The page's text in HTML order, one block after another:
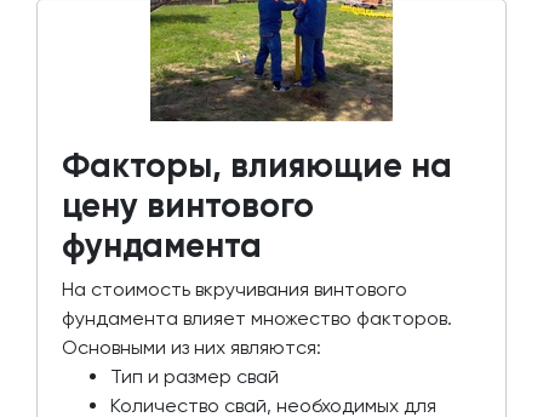
Факторы, влияющие на
цену винтового
фундамента
На стоимость вкручивания винтового
фундамента влияет множество факторов.
Основными из них являются:
Тип и размер свай
Количество свай, необходимых для